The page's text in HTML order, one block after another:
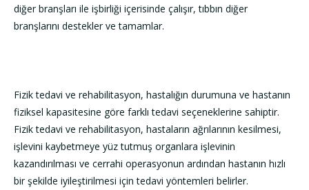
diğer branşları ile işbirliği içerisinde çalışır, tıbbın diğer
branşlarını destekler ve tamamlar.
Fizik tedavi ve rehabilitasyon, hastalığın durumuna ve hastanın
fiziksel kapasitesine göre farklı tedavi seçeneklerine sahiptir.
Fizik tedavi ve rehabilitasyon, hastaların ağrılarının kesilmesi,
işlevini kaybetmeye yüz tutmuş organlara işlevinin
kazandırılması ve cerrahi operasyonun ardından hastanın hızlı
bir şekilde iyileştirilmesi için tedavi yöntemleri belirler.